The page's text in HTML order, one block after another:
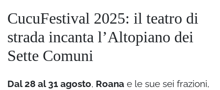
CucuFestival 2025: il teatro di
strada incanta l’Altopiano dei
Sette Comuni
Dal 28 al 31 agosto, Roana e le sue sei frazioni,